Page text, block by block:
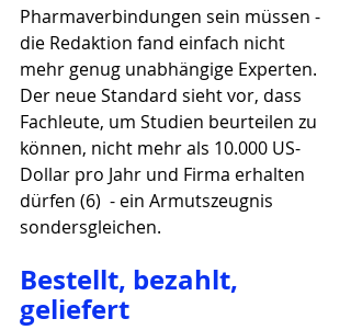
Pharmaverbindungen sein müssen -
die Redaktion fand einfach nicht
mehr genug unabhängige Experten.
Der neue Standard sieht vor, dass
Fachleute, um Studien beurteilen zu
können, nicht mehr als 10.000 US-
Dollar pro Jahr und Firma erhalten
dürfen (6)  - ein Armutszeugnis
sondersgleichen.
Bestellt, bezahlt,
geliefert